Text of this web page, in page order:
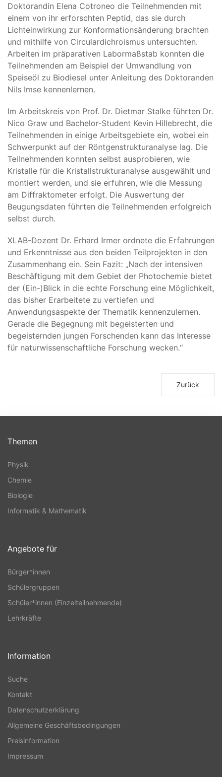
Doktorandin Elena Cotroneo die Teilnehmenden mit
einem von ihr erforschten Peptid, das sie durch
Lichteinwirkung zur Konformationsänderung brachten
und mithilfe von Circulardichroismus untersuchten.
Arbeiten im präparativen Labormaßstab konnten die
Teilnehmenden am Beispiel der Umwandlung von
Speiseöl zu Biodiesel unter Anleitung des Doktoranden
Nils Imse kennenlernen.
Im Arbeitskreis von Prof. Dr. Dietmar Stalke führten Dr.
Nico Graw und Bachelor-Student Kevin Hillebrecht, die
Teilnehmenden in einige Arbeitsgebiete ein, wobei ein
Schwerpunkt auf der Röntgenstrukturanalyse lag. Die
Teilnehmenden konnten selbst ausprobieren, wie
Kristalle für die Kristallstrukturanalyse ausgewählt und
montiert werden, und sie erfuhren, wie die Messung
am Diffraktometer erfolgt. Die Auswertung der
Beugungsdaten führten die Teilnehmenden erfolgreich
selbst durch.
XLAB-Dozent Dr. Erhard Irmer ordnete die Erfahrungen
und Erkenntnisse aus den beiden Teilprojekten in den
Zusammenhang ein. Sein Fazit: „Nach der intensiven
Beschäftigung mit dem Gebiet der Photochemie bietet
der (Ein-)Blick in die echte Forschung eine Möglichkeit,
das bisher Erarbeitete zu vertiefen und
Anwendungsaspekte der Thematik kennenzulernen.
Gerade die Begegnung mit begeisterten und
begeisternden jungen Forschenden kann das Interesse
für naturwissenschaftliche Forschung wecken.“
Zurück
Themen
Physik
Chemie
Biologie
Informatik & Mathematik
Angebote für
Bürger*innen
Schülergruppen
Schüler*innen (Einzelteilnehmende)
Lehrkräfte
Information
Suche
Kontakt
Datenschutzerklärung
Allgemeine Geschäftsbedingungen
Preisinformation
Impressum